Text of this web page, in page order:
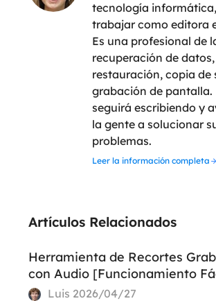
tecnología
trabajar como editora
Es una profesional de
recuperación de datos,
restauración, copia de
grabación de pantalla.
seguirá escribiendo y
la gente a solucionar
problemas.
Leer la información completa
Artículos Relacionados
Herramienta de Recortes
con Audio [Funcionamiento
Luis 2026/04/27